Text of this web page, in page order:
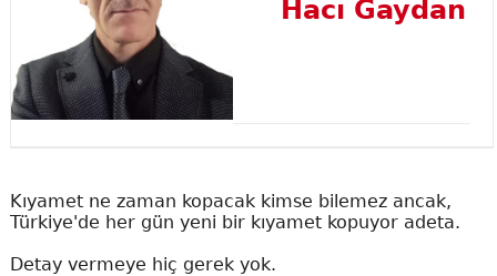
Hacı Gaydan
Kıyamet ne zaman kopacak kimse bilemez ancak,
Türkiye'de her gün yeni bir kıyamet kopuyor adeta.
Detay vermeye hiç gerek yok.